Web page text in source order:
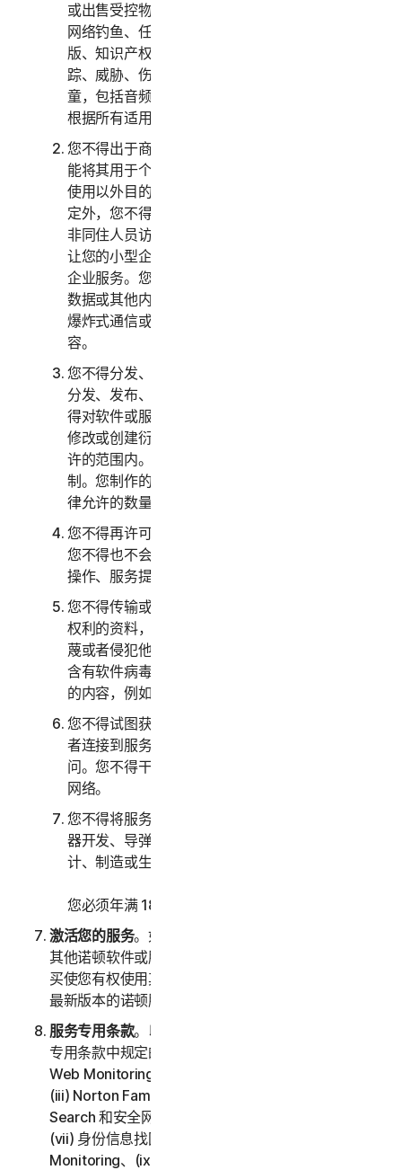
或出售受控物质、身份盗用、黑客入侵、域欺骗、
网络钓鱼、任何形式或规模的数据采集、数字盗
版、知识产权侵权和其他类似活动，或骚扰、跟
踪、威胁、伤害或监控他人，或以任何方式剥削儿
童，包括音频、视频、摄影、数字内容等。您同意
根据所有适用的法律和法规使用服务。
您不得出于商业目的使用或访问消费者服务，而只
能将其用于个人或家庭用途。您不得出于企业内部
使用以外目的使用或访问企业服务。除下文另有规
定外，您不得让您的家庭成员、非家庭成员或其他
非同住人员访问、使用或共享消费者服务，亦不得
让您的小型企业员工以外的人员访问、使用或共享
企业服务。您不得与超出合理数量的人士共享任何
数据或其他内容，包括但不限于向大量收件人发送
爆炸式通信或与您不认识或不认识您的人士共享内
容。
您不得分发、发布、复制、使用或出售或允许他人
分发、发布、复制、使用或出售软件或服务。您不
得对软件或服务进行反向工程、反编译、反汇编、
修改或创建衍生作品，除非且仅在适用法律明确允
许的范围内。您必须遵守软件和服务的任何技术限
制。您制作的软件副本不得超过本文指定或适用法
律允许的数量。
您不得再许可、出租、租赁和/或借出软件或服务。
您不得也不会允许他人将服务作为设备管理、分时
操作、服务提供商或服务部门安排的一部分提供。
您不得传输或存储可能侵犯第三方知识产权或其他
权利的资料，或者其他具有非法、侵权、诽谤、诬
蔑或者侵犯他人隐私性质的资料。您不得传输任何
含有软件病毒或其他有害计算机代码、文件或程序
的内容，例如特洛伊木马、蠕虫或者定时炸弹。
您不得试图获取对任何服务或者其他用户的帐户或
者连接到服务的计算机系统或网络的未经授权访
问。您不得干扰或中断连接到任何服务的服务器或
网络。
您不得将服务用于任何军事目的，包括网络战、武
器开发、导弹、核武器、生物武器或化学武器的设
计、制造或生产。
您必须年满 18 周岁才能购买我们的软件和服务。
激活您的服务。如果您选择通过软件或服务访问或使用
其他诺顿软件或服务，或者您的软件授权许可或服务购
买使您有权使用其他软件和服务，则表示您了解并接受
最新版本的诺顿服务条款。
服务专用条款。以下服务受本 LSA 的第三部分 – 服务
专用条款中规定的附加条款和条件的约束：(i) Dark
Web Monitoring、(ii) Norton Password Manager、
(iii) Norton Family 和家长控制、(iv) Norton Safe
Search 和安全网页、(v) 云备份、(vi) 技术支持服务、
(vii) 身份信息找回支持、(viii) Social Media
Monitoring、(ix) 防身份盗用保险、(x) Norton VPN，